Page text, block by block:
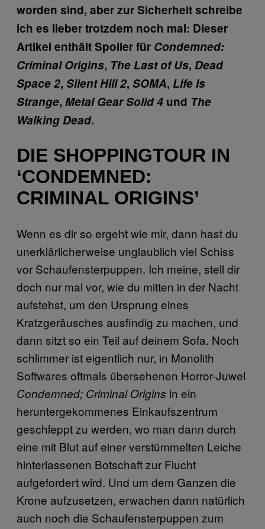
worden sind, aber zur Sicherheit schreibe
ich es lieber trotzdem noch mal: Dieser
Artikel enthält Spoiler für Condemned:
Criminal Origins, The Last of Us, Dead
Space 2, Silent Hill 2, SOMA, Life Is
Strange, Metal Gear Solid 4 und The
Walking Dead.
DIE SHOPPINGTOUR IN
‘CONDEMNED:
CRIMINAL ORIGINS’
Wenn es dir so ergeht wie mir, dann hast du
unerklärlicherweise unglaublich viel Schiss
vor Schaufensterpuppen. Ich meine, stell dir
doch nur mal vor, wie du mitten in der Nacht
aufstehst, um den Ursprung eines
Kratzgeräusches ausfindig zu machen, und
dann sitzt so ein Teil auf deinem Sofa. Noch
schlimmer ist eigentlich nur, in Monolith
Softwares oftmals übersehenen Horror-Juwel
Condemned; Criminal Origins in ein
heruntergekommenes Einkaufszentrum
geschleppt zu werden, wo man dann durch
eine mit Blut auf einer verstümmelten Leiche
hinterlassenen Botschaft zur Flucht
aufgefordert wird. Und um dem Ganzen die
Krone aufzusetzen, erwachen dann natürlich
auch noch die Schaufensterpuppen zum